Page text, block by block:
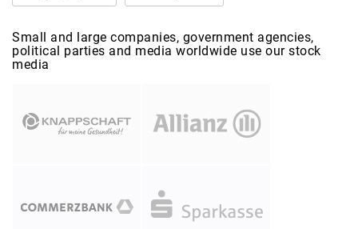
Small and large companies, government agencies,
political parties and media worldwide use our stock
media